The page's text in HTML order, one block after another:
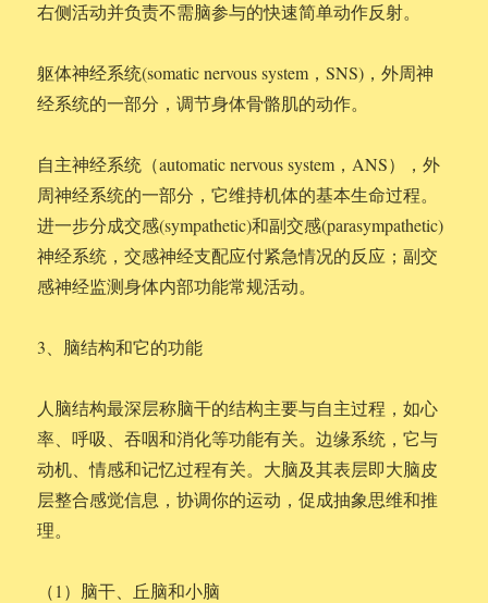
右侧活动并负责不需脑参与的快速简单动作反射。
躯体神经系统(somatic nervous system，SNS)，外周神
经系统的一部分，调节身体骨骼肌的动作。
自主神经系统（automatic nervous system，ANS），外
周神经系统的一部分，它维持机体的基本生命过程。
进一步分成交感(sympathetic)和副交感(parasympathetic)
神经系统，交感神经支配应付紧急情况的反应；副交
感神经监测身体内部功能常规活动。
3、脑结构和它的功能
人脑结构最深层称脑干的结构主要与自主过程，如心
率、呼吸、吞咽和消化等功能有关。边缘系统，它与
动机、情感和记忆过程有关。大脑及其表层即大脑皮
层整合感觉信息，协调你的运动，促成抽象思维和推
理。
（1）脑干、丘脑和小脑